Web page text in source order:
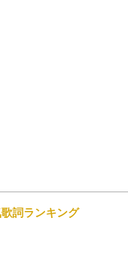
詞ランキング